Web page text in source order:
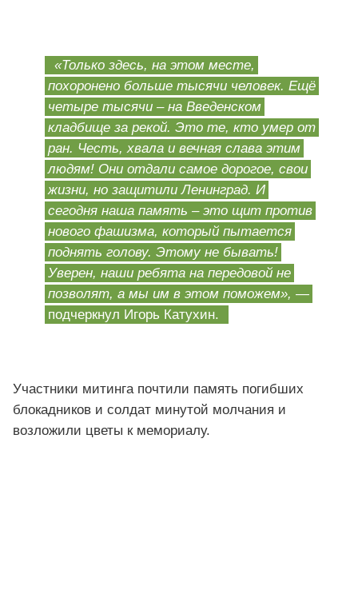
«Только здесь, на этом месте,
похоронено больше тысячи человек. Ещё
четыре тысячи – на Введенском
кладбище за рекой. Это те, кто умер от
ран. Честь, хвала и вечная слава этим
людям! Они отдали самое дорогое, свои
жизни, но защитили Ленинград. И
сегодня наша память – это щит против
нового фашизма, который пытается
поднять голову. Этому не бывать!
Уверен, наши ребята на передовой не
позволят, а мы им в этом поможем», —
подчеркнул Игорь Катухин.
Участники митинга почтили память погибших
блокадников и солдат минутой молчания и
возложили цветы к мемориалу.